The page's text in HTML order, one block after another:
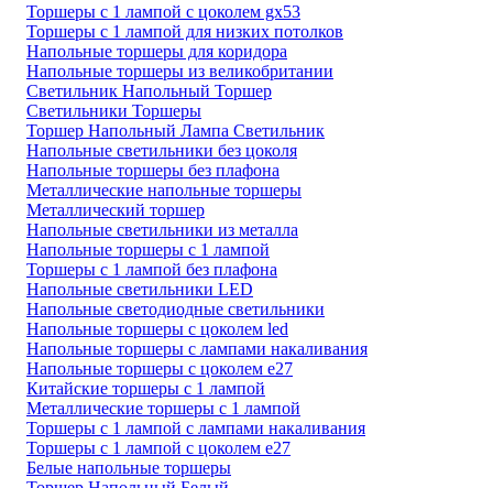
Торшеры с 1 лампой с цоколем gx53
Торшеры с 1 лампой для низких потолков
Напольные торшеры для коридора
Напольные торшеры из великобритании
Светильник Напольный Торшер
Светильники Торшеры
Торшер Напольный Лампа Светильник
Напольные светильники без цоколя
Напольные торшеры без плафона
Металлические напольные торшеры
Металлический торшер
Напольные светильники из металла
Напольные торшеры с 1 лампой
Торшеры с 1 лампой без плафона
Напольные светильники LED
Напольные светодиодные светильники
Напольные торшеры с цоколем led
Напольные торшеры с лампами накаливания
Напольные торшеры с цоколем e27
Китайские торшеры с 1 лампой
Металлические торшеры с 1 лампой
Торшеры с 1 лампой с лампами накаливания
Торшеры с 1 лампой с цоколем e27
Белые напольные торшеры